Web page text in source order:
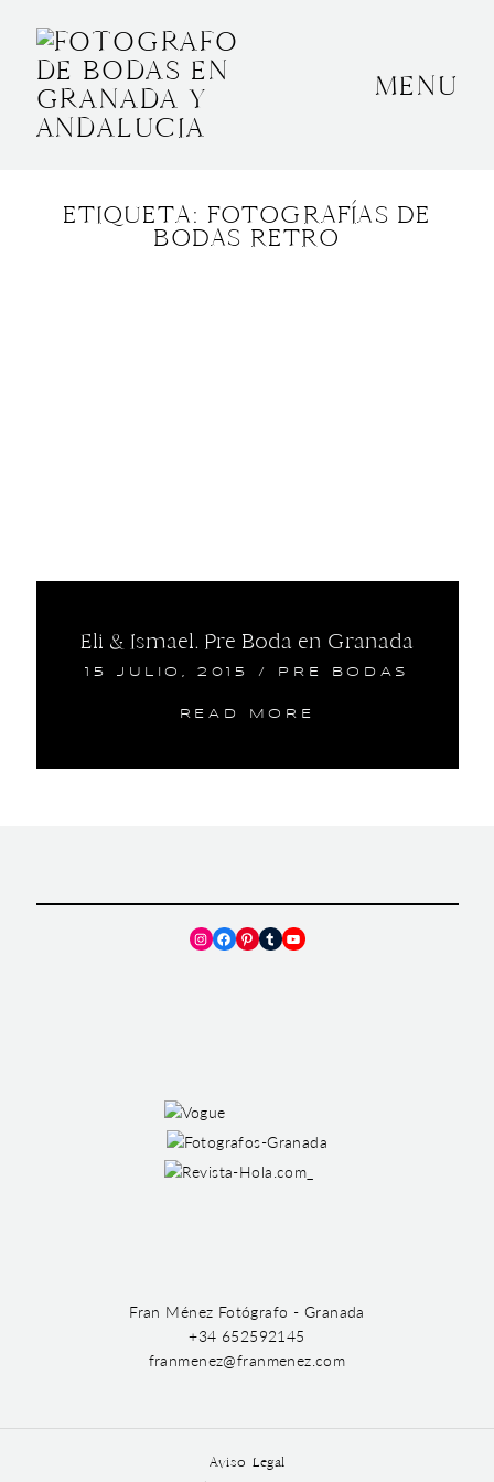
MENU
ETIQUETA: FOTOGRAFÍAS DE
BODAS RETRO
Eli & Ismael. Pre Boda en Granada
15 JULIO, 2015 / PRE BODAS
READ MORE
BODAS
Instagram
Facebook
Pinterest
TumblrYouTube
Fran Ménez Fotógrafo - Granada
+34 652592145
franmenez@franmenez.com
Aviso Legal